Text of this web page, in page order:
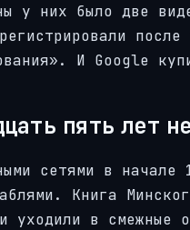
у них было две
И Google
пять лет
сетями в
Книга
уходили в смежные